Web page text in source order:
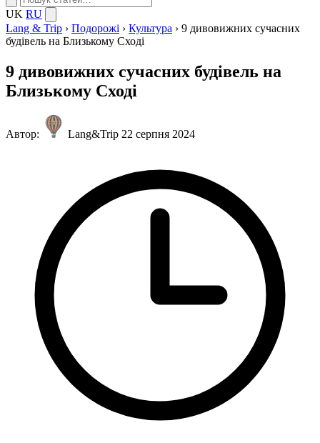
UK RU
Lang & Trip › Подорожі › Культура › 9 дивовижних сучасних
будівель на Близькому Сході
9 дивовижних сучасних будівель на
Близькому Сході
Автор: Lang&Trip 22 серпня 2024